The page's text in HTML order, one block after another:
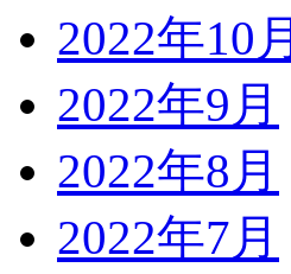
2022年10月
2022年9月
2022年8月
2022年7月